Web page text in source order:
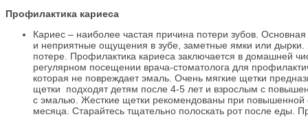
Профилактика кариеса
Кариес – наиболее частая причина потери зубов.
и неприятные ощущения в зубе, заметные ямки или
потере. Профилактика кариеса заключается в домашней
регулярном посещении врача-стоматолога для
которая не повреждает эмаль. Очень мягкие щетки
щетки подходят детям после 4-5 лет и взрослым с
с эмалью. Жесткие щетки рекомендованы при повышенной
месяца. Старайтесь тщательно полоскать рот после еды.